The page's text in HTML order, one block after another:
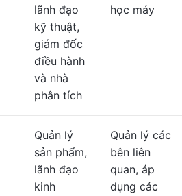
lãnh đạo
kỹ thuật,
giám đốc
điều hành
và nhà
phân tích
học máy
Quản lý
sản phẩm,
lãnh đạo
kinh
Quản lý các
bên liên
quan, áp
dụng các